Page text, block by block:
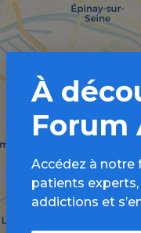
À
Forum
Accédez à notre
patients experts,
addictions et